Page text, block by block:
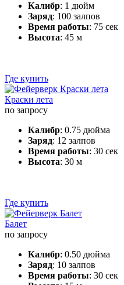
Калибр: 1 дюйм
Заряд: 100 залпов
Время работы: 75 сек
Высота: 45 м
Где купить
Краски лета
по запросу
Калибр: 0.75 дюйма
Заряд: 12 залпов
Время работы: 30 сек
Высота: 30 м
Где купить
Балет
по запросу
Калибр: 0.50 дюйма
Заряд: 10 залпов
Время работы: 30 сек